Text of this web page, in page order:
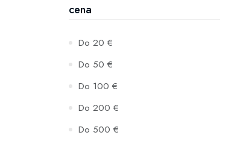
cena
Do 20 €
Do 50 €
Do 100 €
Do 200 €
Do 500 €